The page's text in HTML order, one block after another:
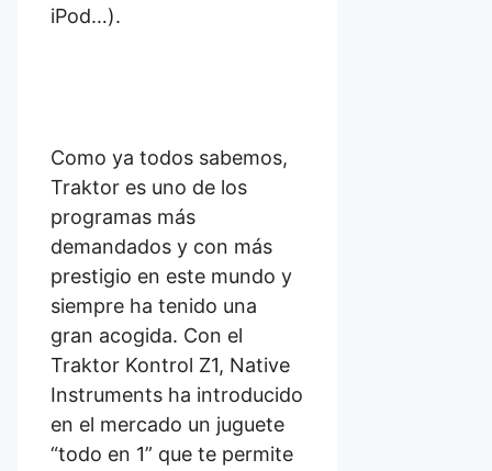
iPod…).
Como ya todos sabemos,
Traktor es uno de los
programas más
demandados y con más
prestigio en este mundo y
siempre ha tenido una
gran acogida. Con el
Traktor Kontrol Z1, Native
Instruments ha introducido
en el mercado un juguete
“todo en 1” que te permite